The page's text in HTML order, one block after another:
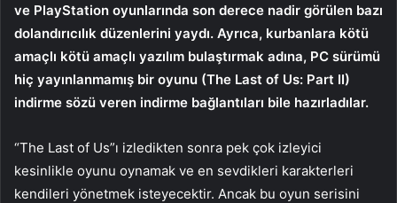
ve PlayStation oyunlarında son derece nadir görülen bazı
dolandırıcılık düzenlerini yaydı. Ayrıca, kurbanlara kötü
amaçlı kötü amaçlı yazılım bulaştırmak adına, PC sürümü
hiç yayınlanmamış bir oyunu (The Last of Us: Part II)
indirme sözü veren indirme bağlantıları bile hazırladılar.
“The Last of Us”ı izledikten sonra pek çok izleyici
kesinlikle oyunu oynamak ve en sevdikleri karakterleri
kendileri yönetmek isteyecektir. Ancak bu oyun serisini